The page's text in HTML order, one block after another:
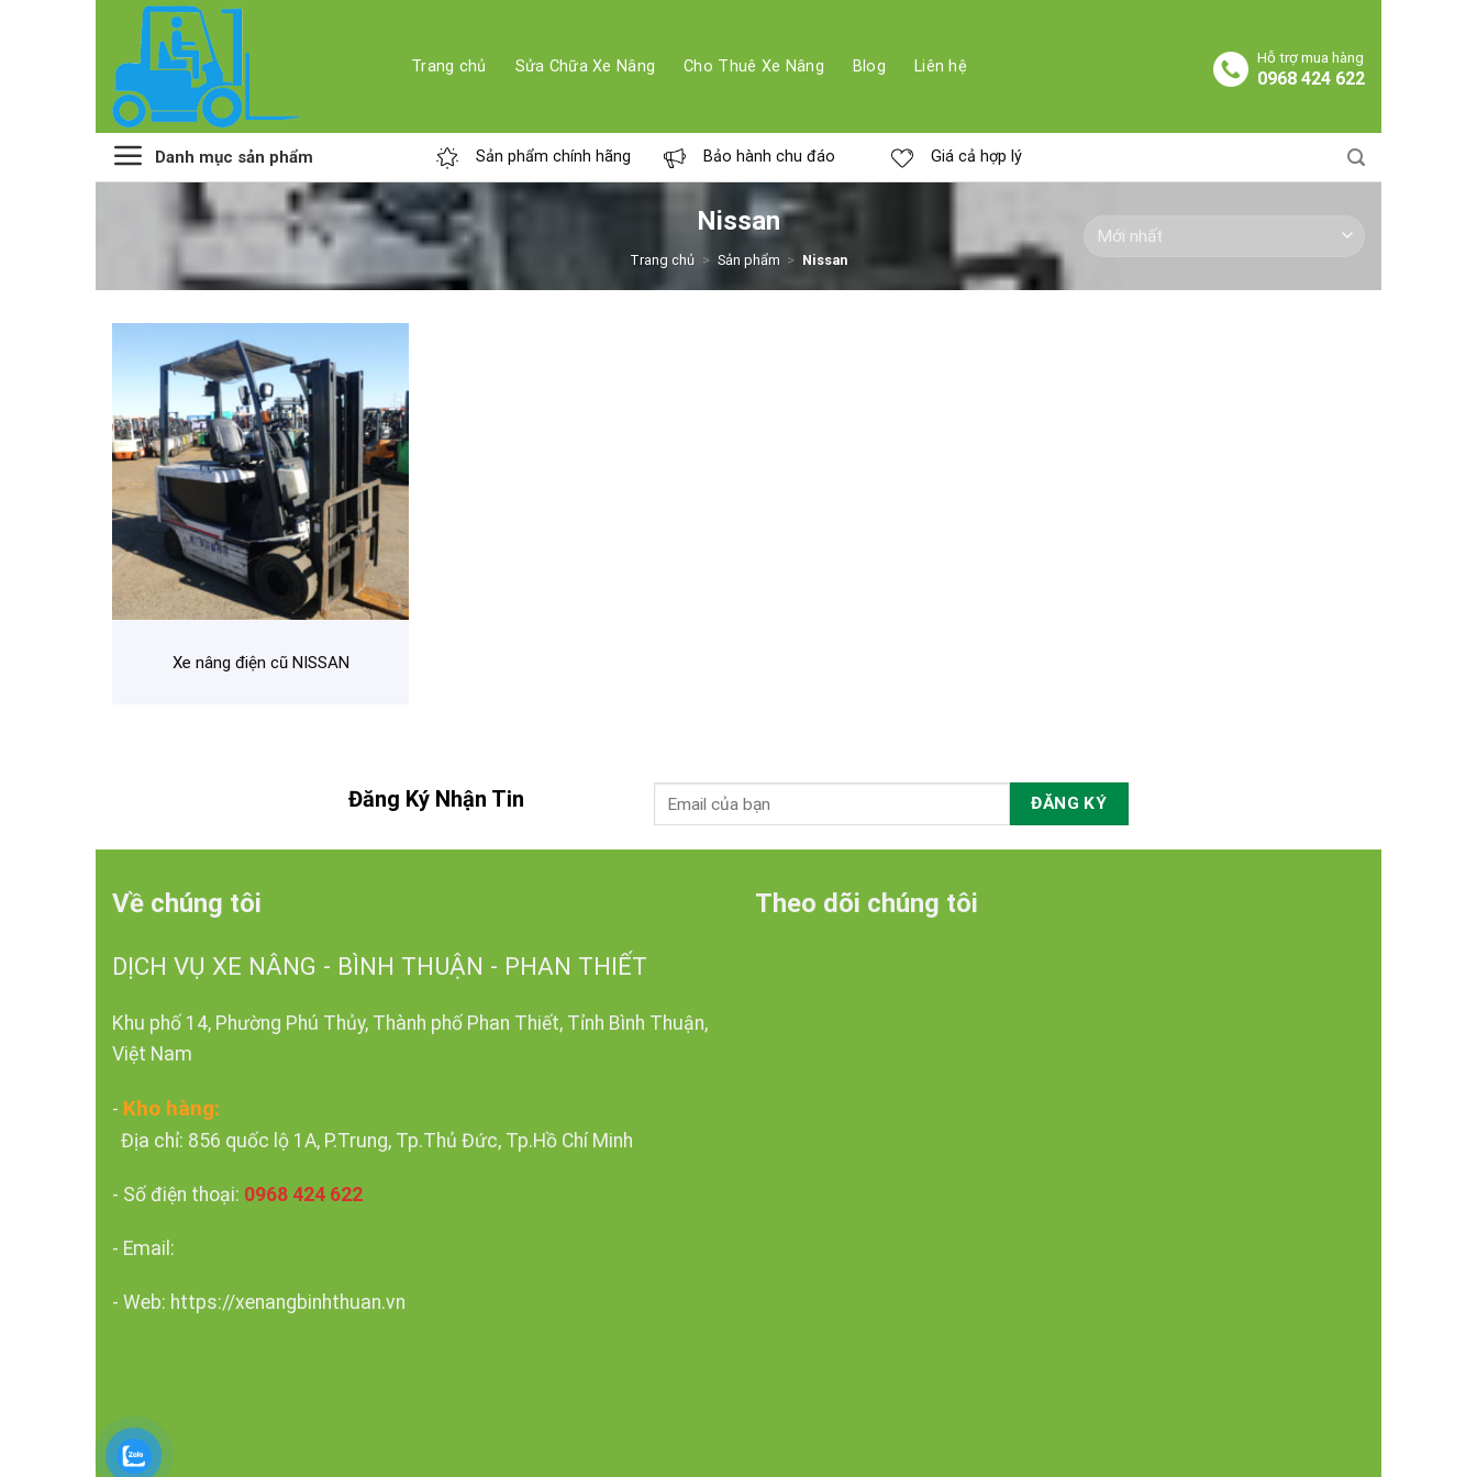
content
Trang chủ Sửa Chữa Xe Nâng Cho Thuê Xe Nâng Blog Liên hệ
Hỗ trợ mua hàng
0968 424 622
Danh mục sản phẩm Sản phẩm chính hãng Bảo hành chu đáo Giá cả hợp lý
Nissan
Trang chủ > Sản phẩm > Nissan
Xe nâng điện cũ NISSAN
Đăng Ký Nhận Tin
Về chúng tôi
DỊCH VỤ XE NÂNG - BÌNH THUẬN - PHAN THIẾT
Khu phố 14, Phường Phú Thủy, Thành phố Phan Thiết, Tỉnh Bình Thuận,
Việt Nam
- Kho hàng:
Địa chỉ: 856 quốc lộ 1A, P.Trung, Tp.Thủ Đức, Tp.Hồ Chí Minh
- Số điện thoại: 0968 424 622
- Email:
- Web: https://xenangbinhthuan.vn
Theo dõi chúng tôi